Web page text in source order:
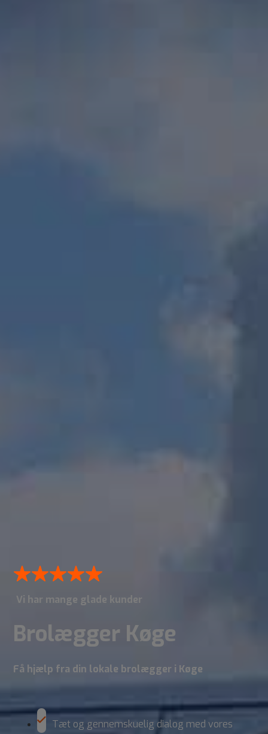
Vi har mange glade kunder
Brolægger Køge
Få hjælp fra din lokale brolægger i Køge
Tæt og gennemskuelig dialog med vores